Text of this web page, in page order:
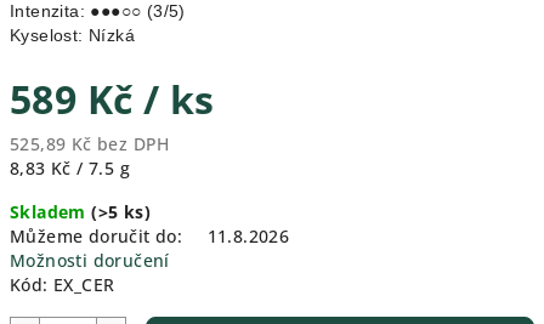
Intenzita: ●●●○○ (3/5)
Kyselost: Nízká
589 Kč / ks
525,89 Kč bez DPH
Měrná
8,83 Kč / 7.5 g
Skladem(>5 ks)
Můžeme doručit do:
11.8.2026
Možnosti doručení
Kód: EX_CER